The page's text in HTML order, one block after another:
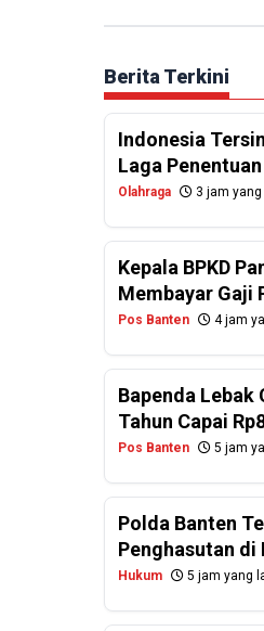
Berita Terkini
Indonesia
Laga Penentuan
Olahraga 3 jam yang
Kepala BPKD
Membayar Gaji
Pos Banten 4 jam
Bapenda Lebak
Tahun Capai
Pos Banten 5 jam
Polda Banten
Penghasutan di
Hukum 5 jam yang